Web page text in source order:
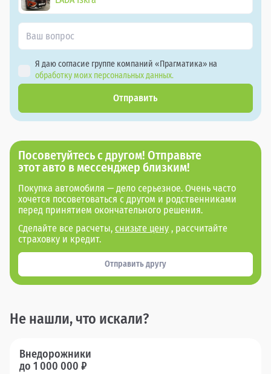
Я даю согласие группе компаний «Прагматика» на
обработку моих персональных данных.
Отправить
Посоветуйтесь с другом! Отправьте
этот авто в мессенджер близким!
Покупка автомобиля — дело серьезное. Очень часто
хочется посоветоваться с другом и родственниками
перед принятием окончательного решения.
Сделайте все расчеты, снизьте цену , рассчитайте
страховку и кредит.
Отправить другу
Не нашли, что искали?
Внедорожники
до 1 000 000 ₽